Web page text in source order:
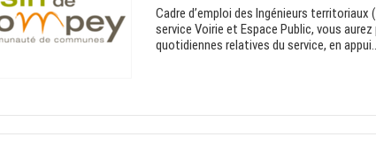
Cadre d’emploi des Ingénieurs
service Voirie et Espace Public, vous
quotidiennes relatives du service, en